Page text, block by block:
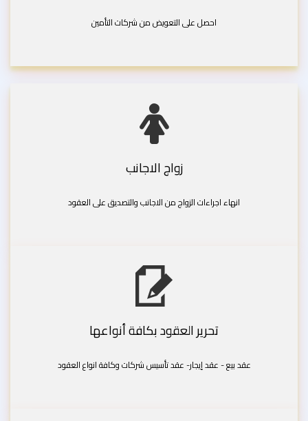
احصل على التعويض من شركات التأمين
زواج الاجانب
انهاء اجراءات الزواج من الاجانب والتصديق على العقود
تحرير العقود بكافة أنواعها
عقد بيع - عقد إيجار- عقد تأسيس شركات وكافة انواع العقود